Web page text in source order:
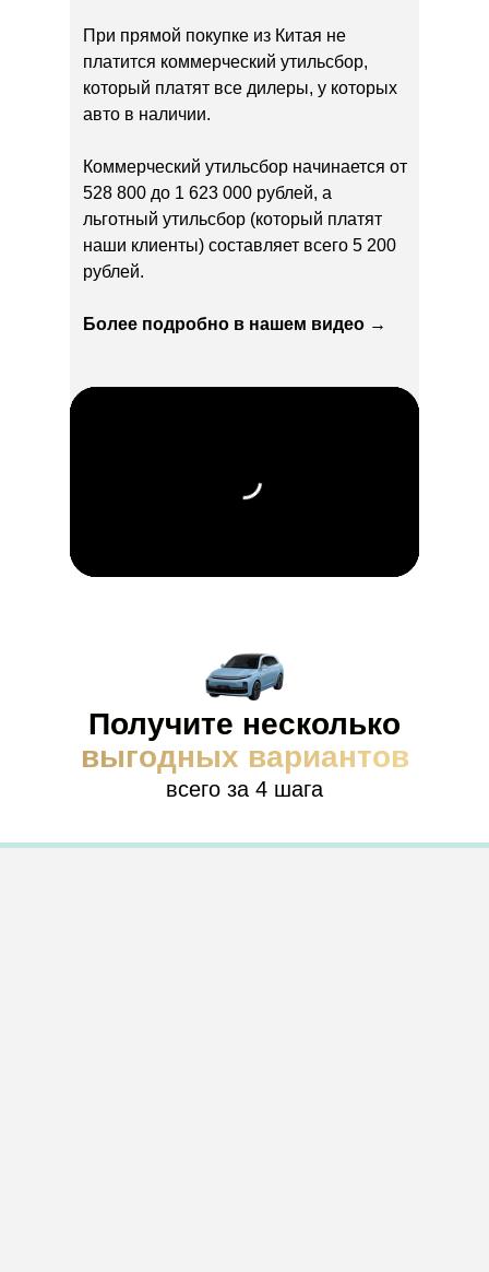
При прямой покупке из Китая не
платится коммерческий утильсбор,
который платят все дилеры, у которых
авто в наличии.
Коммерческий утильсбор начинается от
528 800 до 1 623 000 рублей, а
льготный утильсбор (который платят
наши клиенты) составляет всего 5 200
рублей.
Более подробно в нашем видео →
Получите несколько
выгодных вариантов
всего за 4 шага